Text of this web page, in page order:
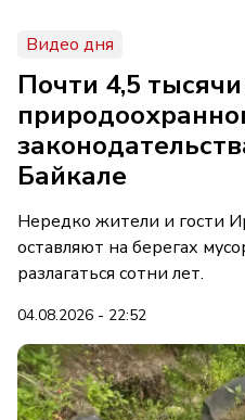
Видео дня
Почти 4,5
Байкале
Нередко жители и гости
оставляют на берегах
разлагаться сотни лет.
04.08.2026 - 22:52